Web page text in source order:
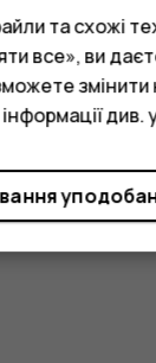
та схожі
все», ви
див.